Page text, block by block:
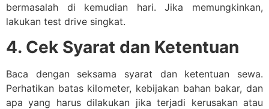
bermasalah di kemudian hari. Jika memungkinkan,
lakukan test drive singkat.
4. Cek Syarat dan Ketentuan
Baca dengan seksama syarat dan ketentuan sewa.
Perhatikan batas kilometer, kebijakan bahan bakar, dan
apa yang harus dilakukan jika terjadi kerusakan atau